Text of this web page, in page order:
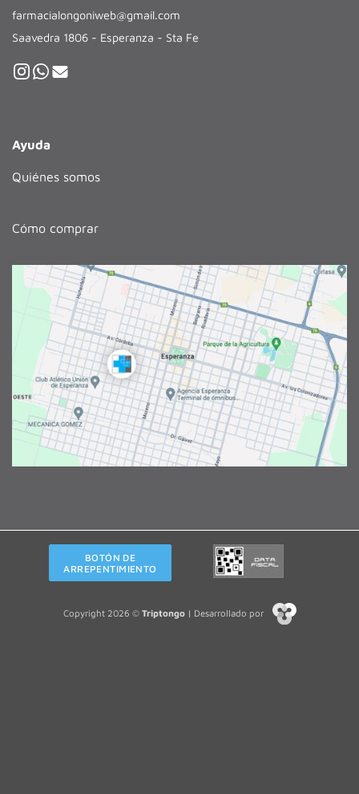
farmacialongoniweb@gmail.com
Saavedra 1806 - Esperanza - Sta Fe
Ayuda
Quiénes somos
Cómo comprar
BOTÓN DE
ARREPENTIMIENTO
Copyright 2026 © Triptongo| Desarrollado por